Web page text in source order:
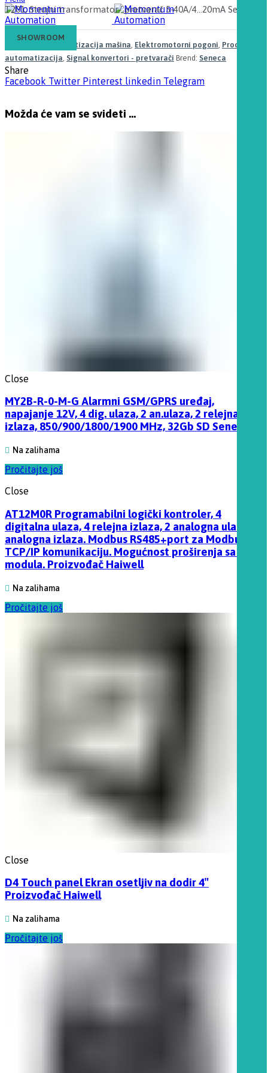
SHOWROOM
T201, Strujni transformator/ pretvarač 5-40A/4…20mA Seneca
Automatizacija mašina, Elektromotorni pogoni, Procesna
automatizacija, Signal konvertori - pretvarači Brend: Seneca
Share
Facebook Twitter Pinterest linkedin Telegram
Možda će vam se svideti …
Close
MY2B-R-0-M-G Alarmni GSM/GPRS uređaj,
napajanje 12V, 4 dig. ulaza, 2 an.ulaza, 2 relejna
izlaza, 850/900/1800/1900 MHz, 32Gb SD Seneca
Na zalihama
Pročitajte još
Close
AT12M0R Programabilni logički kontroler, 4
digitalna ulaza, 4 relejna izlaza, 2 analogna ulaza, 2
analogna izlaza. Modbus RS485+port za Modbus
TCP/IP komunikaciju. Mogućnost proširenja sa 15
modula. Proizvođač Haiwell
Na zalihama
Pročitajte još
Close
D4 Touch panel Ekran osetljiv na dodir 4″
Proizvođač Haiwell
Na zalihama
Pročitajte još